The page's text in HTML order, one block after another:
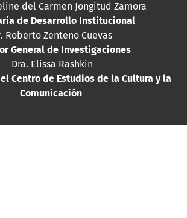
del Carmen Jongitud Zamora
de Desarrollo Institucional
Roberto Zenteno Cuevas
General de Investigaciones
Dra. Elissa Rashkin
Centro de Estudios de la Cultura y la
Comunicación